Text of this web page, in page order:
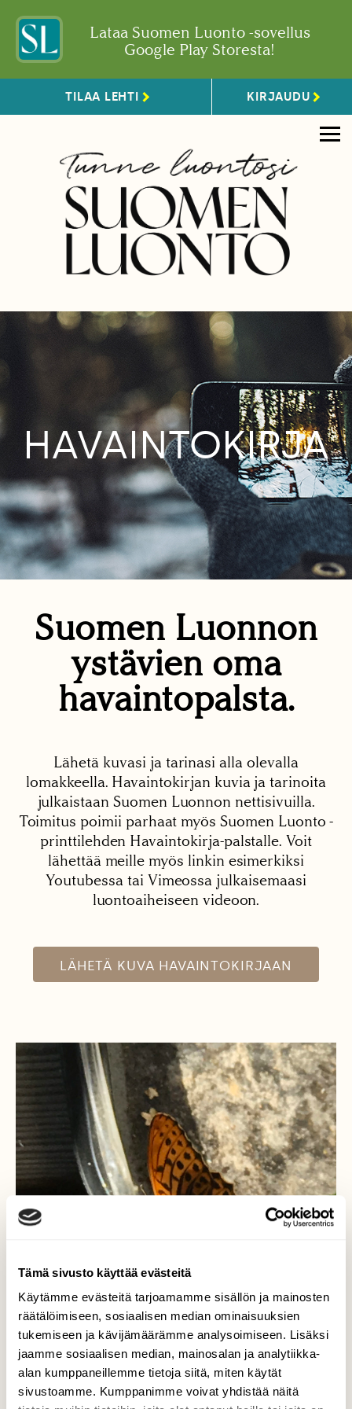
Tämä sivusto käyttää evästeitä
Käytämme evästeitä tarjoamamme sisällön ja mainosten
räätälöimiseen, sosiaalisen median ominaisuuksien
tukemiseen ja kävijämäärämme analysoimiseen. Lisäksi
jaamme sosiaalisen median, mainosalan ja analytiikka-
alan kumppaneillemme tietoja siitä, miten käytät
sivustoamme. Kumppanimme voivat yhdistää näitä
Lataa Suomen Luonto -sovellus
Google Play Storesta!
TILAA LEHTI KIRJAUDU
HAVAINTOKIRJA
Suomen Luonnon
ystävien oma
havaintopalsta.
Lähetä kuvasi ja tarinasi alla olevalla
lomakkeella. Havaintokirjan kuvia ja tarinoita
julkaistaan Suomen Luonnon nettisivuilla.
Toimitus poimii parhaat myös Suomen Luonto -
printtilehden Havaintokirja-palstalle. Voit
lähettää meille myös linkin esimerkiksi
Youtubessa tai Vimeossa julkaisemaasi
luontoaiheiseen videoon.
LÄHETÄ KUVA HAVAINTOKIRJAAN